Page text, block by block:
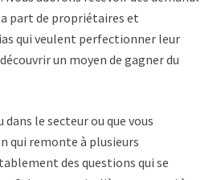
part de propriétaires et
qui veulent perfectionner leur
un moyen de gagner du
dans le secteur ou que vous
qui remonte à plusieurs
des questions qui se